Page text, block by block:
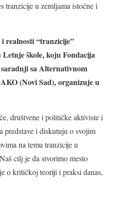
tranzicije u zemljama istočne i
realnosti “tranzicije”
škole, koju Fondacija
sa Alternativnom
(Novi Sad), organizuje u
društvene i političke aktiviste i
predstave i diskutuju o svojim
na temu tranzicije u
cilj je da stvorimo mesto
o kritičkoj teoriji i praksi danas,